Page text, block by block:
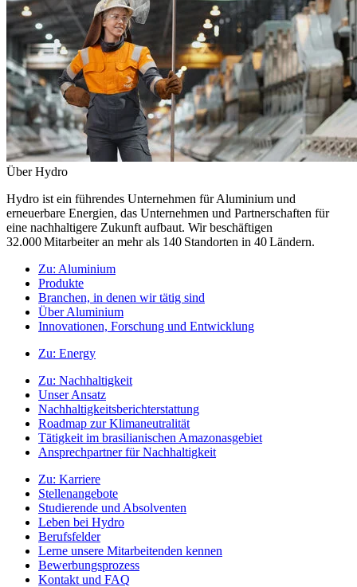
Über Hydro
Hydro ist ein führendes Unternehmen für Aluminium und
erneuerbare Energien, das Unternehmen und Partnerschaften für
eine nachhaltigere Zukunft aufbaut. Wir beschäftigen
32.000 Mitarbeiter an mehr als 140 Standorten in 40 Ländern.
Zu: Aluminium
Produkte
Branchen, in denen wir tätig sind
Über Aluminium
Innovationen, Forschung und Entwicklung
Zu: Energy
Zu: Nachhaltigkeit
Unser Ansatz
Nachhaltigkeitsberichterstattung
Roadmap zur Klimaneutralität
Tätigkeit im brasilianischen Amazonasgebiet
Ansprechpartner für Nachhaltigkeit
Zu: Karriere
Stellenangebote
Studierende und Absolventen
Leben bei Hydro
Berufsfelder
Lerne unsere Mitarbeitenden kennen
Bewerbungsprozess
Kontakt und FAQ